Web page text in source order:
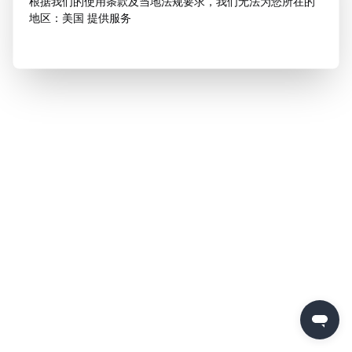
地区：美国 提供服务